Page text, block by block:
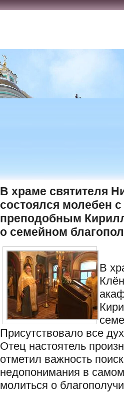
В храме святителя
состоялся молебен
преподобным
о семейном
В
Присутствовало все
Отец настоятель
отметил важность
недопонимания в
молиться о